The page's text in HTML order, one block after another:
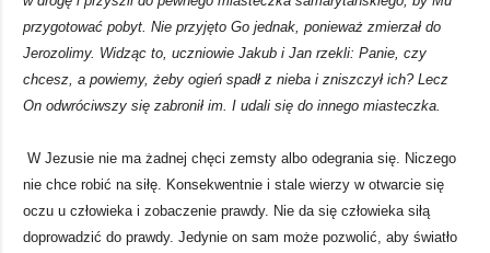
przygotować pobyt. Nie przyjęto Go jednak, ponieważ zmierzał do
Jerozolimy. Widząc to, uczniowie Jakub i Jan rzekli: Panie, czy
chcesz, a powiemy, żeby ogień spadł z nieba i zniszczył ich? Lecz
On odwróciwszy się zabronił im. I udali się do innego miasteczka.
W Jezusie nie ma żadnej chęci zemsty albo odegrania się. Niczego
nie chce robić na siłę. Konsekwentnie i stale wierzy w otwarcie się
oczu u człowieka i zobaczenie prawdy. Nie da się człowieka siłą
doprowadzić do prawdy. Jedynie on sam może pozwolić, aby światło